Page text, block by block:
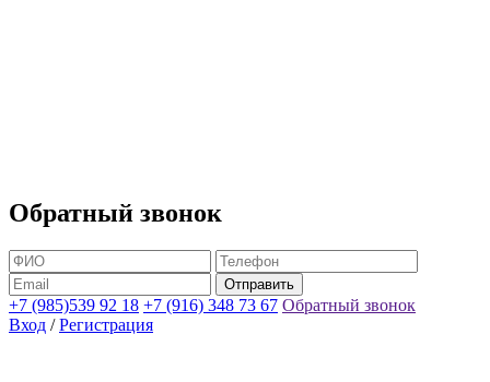
Обратный звонок
+7 (985)539 92 18 +7 (916) 348 73 67 Обратный звонок
Вход / Регистрация